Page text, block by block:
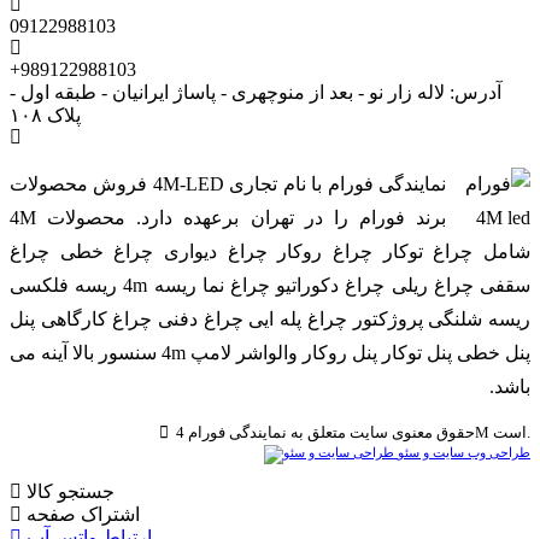
09122988103
+989122988103
آدرس: لاله زار نو - بعد از منوچهری - پاساژ ایرانیان - طبقه اول -
پلاک ۱۰۸
نمایندگی فورام با نام تجاری 4M-LED فروش محصولات
برند فورام را در تهران برعهده دارد. محصولات 4M
شامل چراغ توکار چراغ روکار چراغ دیواری چراغ خطی چراغ
سقفی چراغ ریلی چراغ دکوراتیو چراغ نما ریسه 4m ریسه فلکسی
ریسه شلنگی پروژکتور چراغ پله ایی چراغ دفنی چراغ کارگاهی پنل
پنل خطی پنل توکار پنل روکار والواشر لامپ 4m سنسور بالا آینه می
باشد.
طراحی وب سایت و سئو
جستجو کالا
اشتراک صفحه